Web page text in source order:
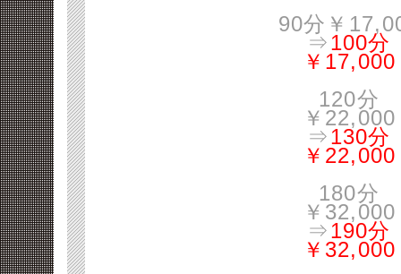
90分￥
⇒100分
￥17,000
120分
￥22,000
⇒130分
￥22,000
180分
￥32,000
⇒190分
￥32,000